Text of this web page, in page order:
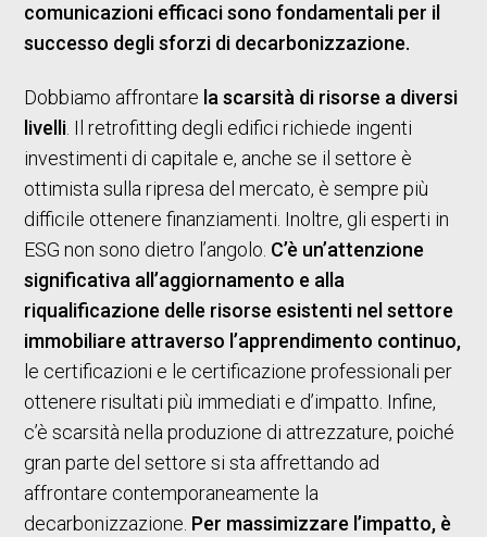
comunicazioni efficaci sono fondamentali per il
successo degli sforzi di decarbonizzazione.
Dobbiamo affrontare la scarsità di risorse a diversi
livelli. Il retrofitting degli edifici richiede ingenti
investimenti di capitale e, anche se il settore è
ottimista sulla ripresa del mercato, è sempre più
difficile ottenere finanziamenti. Inoltre, gli esperti in
ESG non sono dietro l’angolo. C’è un’attenzione
significativa all’aggiornamento e alla
riqualificazione delle risorse esistenti nel settore
immobiliare attraverso l’apprendimento continuo,
le certificazioni e le certificazione professionali per
ottenere risultati più immediati e d’impatto. Infine,
c’è scarsità nella produzione di attrezzature, poiché
gran parte del settore si sta affrettando ad
affrontare contemporaneamente la
decarbonizzazione. Per massimizzare l’impatto, è